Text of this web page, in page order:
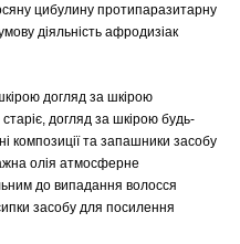
цибулину протипаразитарну
діяльність афродизіак
догляд за шкірою
догляд за шкірою будь-
композиції та запашники засобу
олія атмосферне
до випадання волосся
засобу для посилення